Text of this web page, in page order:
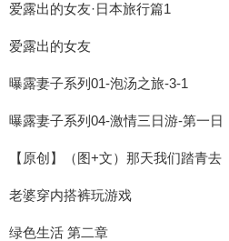
爱露出的女友·日本旅行篇1
爱露出的女友
曝露妻子系列01-泡汤之旅-3-1
曝露妻子系列04-激情三日游-第一日
【原创】（图+文）那天我们踏青去
老婆穿内搭裤玩游戏
绿色生活 第二章